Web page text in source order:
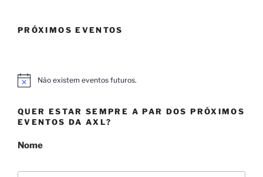
PRÓXIMOS EVENTOS
A
s
o
Não existem eventos futuros.
QUER ESTAR SEMPRE A PAR DOS PRÓXIMOS
EVENTOS DA AXL?
Nome